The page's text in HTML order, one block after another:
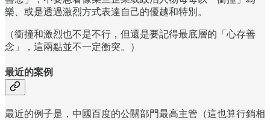
樂、或是透過激烈方式表達自己的優越和特別。
（衝撞和激烈也不是不行，但還是要記得最底層的「心存善
念」，這兩點並不一定衝突。）
最近的案例
最近的例子是，中國百度的公關部門最高主管（這也算行銷相